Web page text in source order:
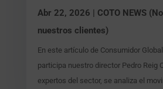
Abr 22, 2026 | COTO NEWS
nuestros clientes)
En este artículo de Consumidor
participa nuestro director Pedro Reig
expertos del sector, se analiza el